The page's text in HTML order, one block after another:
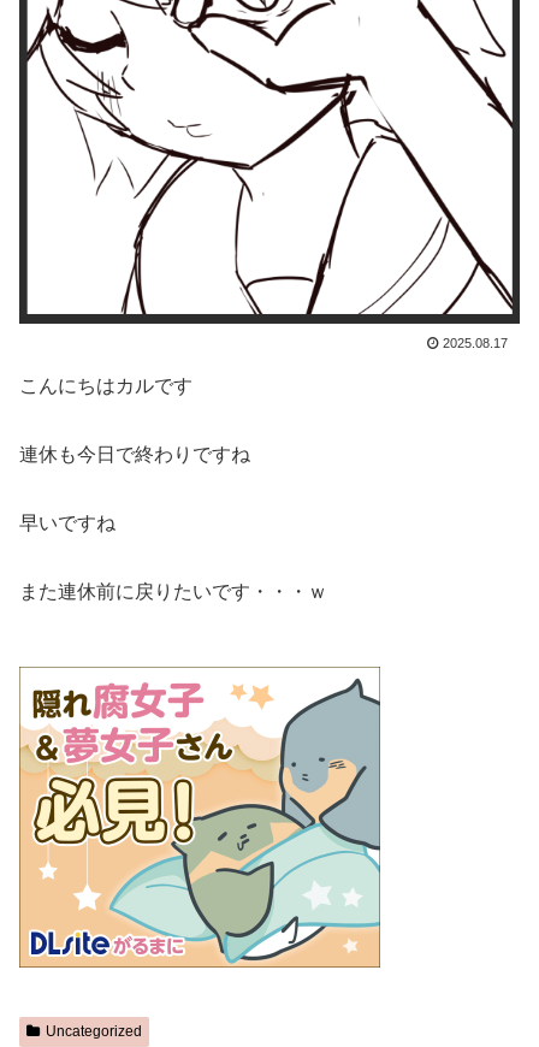
2025.08.17
こんにちはカルです
連休も今日で終わりですね
早いですね
また連休前に戻りたいです・・・ｗ
Uncategorized